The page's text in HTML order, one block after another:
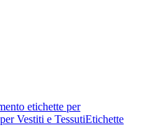
etichette per
Vestiti e TessutiEtichette